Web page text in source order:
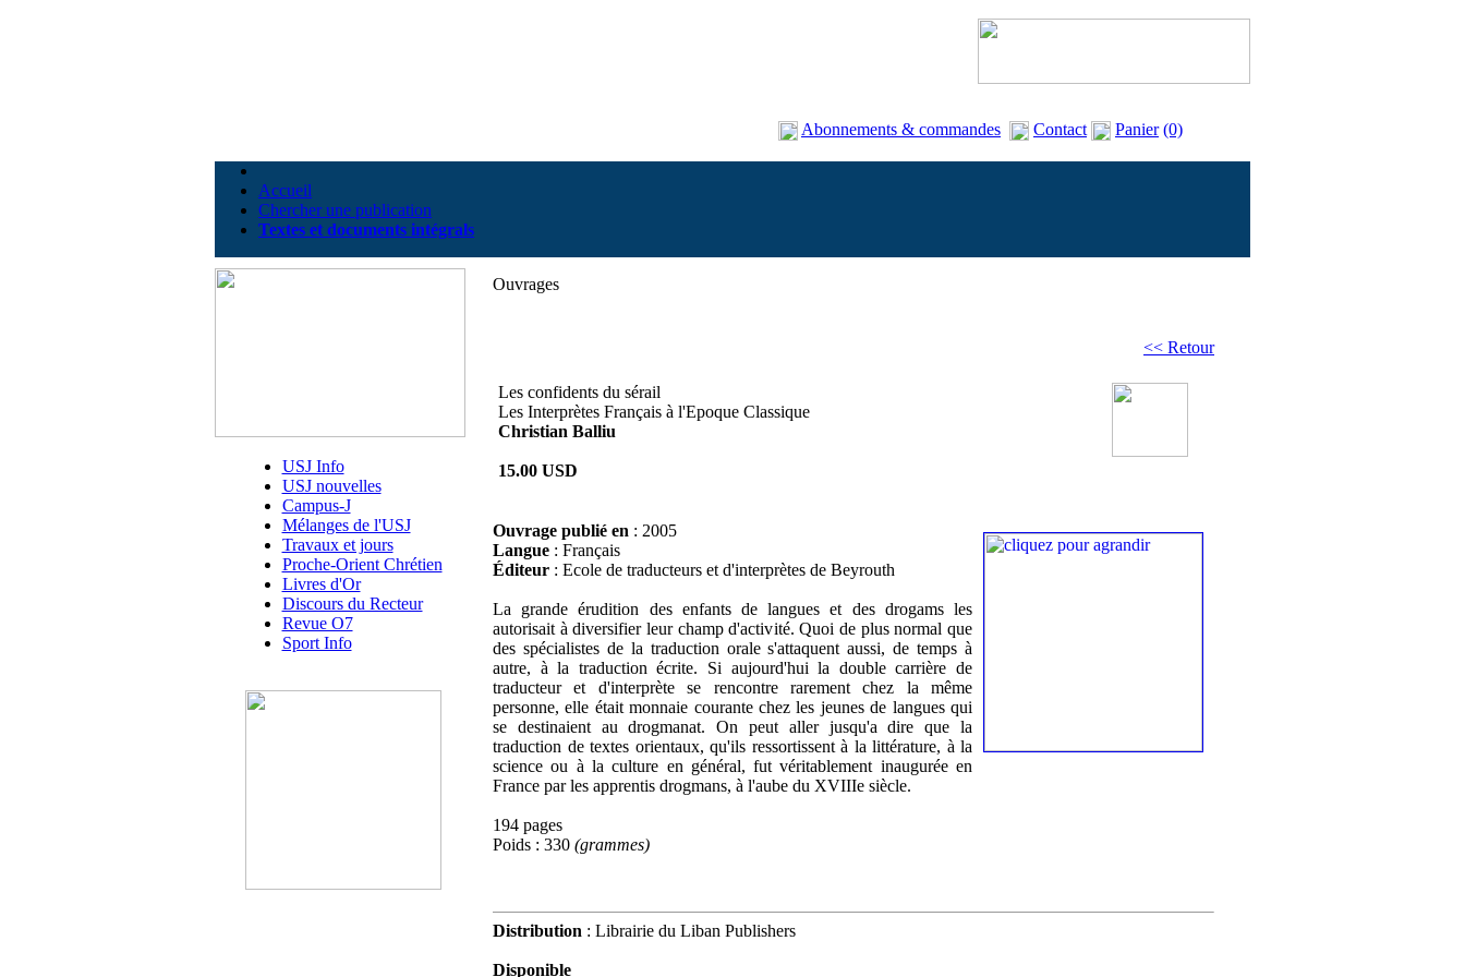
Abonnements & commandes Contact Panier (0)
Accueil
Chercher une publication
Textes et documents intégrals
USJ Info
USJ nouvelles
Campus-J
Mélanges de l'USJ
Travaux et jours
Proche-Orient Chrétien
Livres d'Or
Discours du Recteur
Revue O7
Sport Info
Ouvrages
<< Retour
Les confidents du sérail
Les Interprètes Français à l'Epoque Classique
Christian Balliu
15.00 USD
Ouvrage publié en : 2005
Langue : Français
Éditeur : Ecole de traducteurs et d'interprètes de Beyrouth
La grande érudition des enfants de langues et des drogams les
autorisait à diversifier leur champ d'activité. Quoi de plus normal que
des spécialistes de la traduction orale s'attaquent aussi, de temps à
autre, à la traduction écrite. Si aujourd'hui la double carrière de
traducteur et d'interprète se rencontre rarement chez la même
personne, elle était monnaie courante chez les jeunes de langues qui
se destinaient au drogmanat. On peut aller jusqu'a dire que la
traduction de textes orientaux, qu'ils ressortissent à la littérature, à la
science ou à la culture en général, fut véritablement inaugurée en
France par les apprentis drogmans, à l'aube du XVIIIe siècle.
194 pages
Poids : 330 (grammes)
Distribution : Librairie du Liban Publishers
Disponible